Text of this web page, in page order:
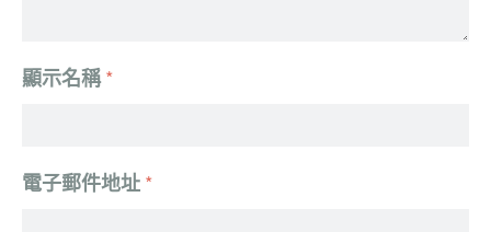
顯示名稱*
電子郵件地址 *